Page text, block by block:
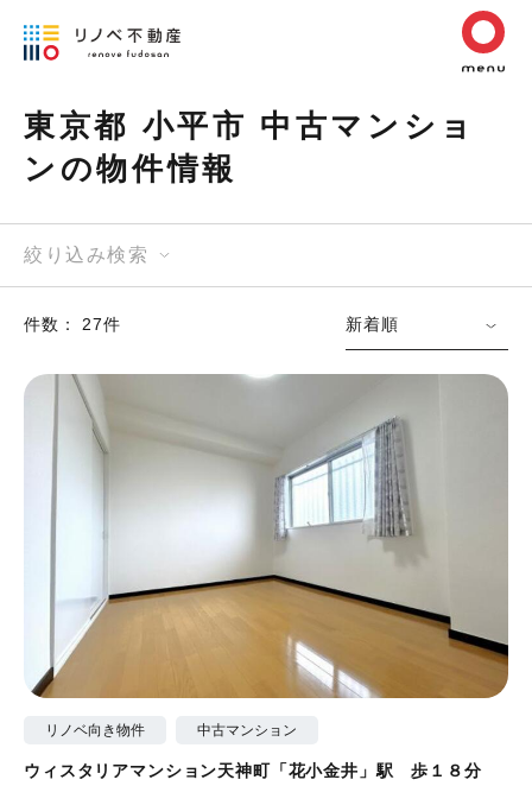
東京都 小平市 中古マンショ
ンの物件情報
絞り込み検索
件数： 27件 新着順
リノベ向き物件 中古マンション
ウィスタリアマンション天神町「花小金井」駅 歩１８分